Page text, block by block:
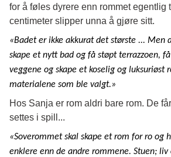
for å føles dyrere enn rommet egentlig
centimeter slipper unna å gjøre sitt.
«Badet er ikke akkurat det største ... Men
skape et nytt bad og få støpt terrazzoen,
veggene og skape et koselig og luksuriøst
materialene som ble valgt.»
Hos Sanja er rom aldri bare rom. De
settes i spill...
«Soverommet skal skape et rom for ro og
enklere enn de andre rommene. Stuen;